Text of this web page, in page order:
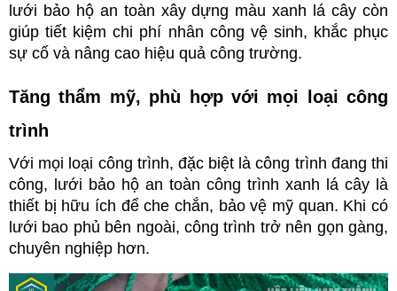
lưới bảo hộ an toàn xây dựng màu xanh lá cây còn
giúp tiết kiệm chi phí nhân công vệ sinh, khắc phục
sự cố và nâng cao hiệu quả công trường.
Tăng thẩm mỹ, phù hợp với mọi loại công
trình
Với mọi loại công trình, đặc biệt là công trình đang thi
công, lưới bảo hộ an toàn công trình xanh lá cây là
thiết bị hữu ích để che chắn, bảo vệ mỹ quan. Khi có
lưới bao phủ bên ngoài, công trình trở nên gọn gàng,
chuyên nghiệp hơn.